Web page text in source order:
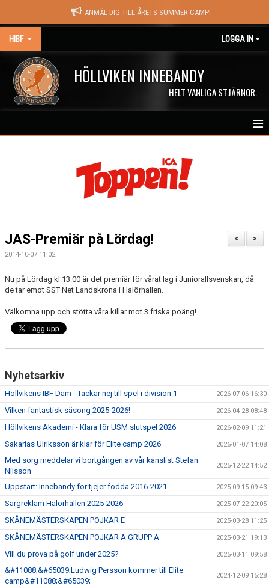
ANMÄL DIG TILL ÅRETS SUMMER CAMP!
HIBF LOGGA IN
HÖLLVIKEN INNEBANDY
HELT VANLIGA STJÄRNOR.
KALENDER
MEDLEMSKAP
KONTAKT
>
<
JAS-Premiär på Lördag!
2014-10-07 11:02
Nu på Lördag kl 13:00 är det premiär för vårat lag i Juniorallsvenskan, då
de tar emot SST Net Landskrona i Halörhallen.
Välkomna upp och stötta våra killar mot 3 friska poäng!
Nyhetsarkiv
Höllvikens IBF Dam - Tackar nej till spel i division 1 2026-07-06 16:30
Vilken fantastisk säsong 2025-2026! 2026-04-28 08:48
Höllvikens Akademi - Klara för USM slutspel 2026 2026-02-09 11:21
Sakarias Ulriksson är klar för Elite camp 2026 2026-01-07 14:08
Med sorg meddelar vi bortgången av vår kanslist Stefan
Nilsson
2025-12-22 14:52
Uppstart: Innebandy för tjejer födda 2016-2021 2025-09-15 09:43
Sargreklam Halörhallen 2025-2026 2025-07-22 20:05
SKÅNEMÄSTERSKAPEN POJKAR E 2025-03-28 11:25
SKÅNEMÄSTERSKAPEN POJKAR A GRUPP A 2025-03-21 19:13
Vill du prova på golf under 2025? 2025-03-11 09:58
&#11088;&#65039;Ludwig Persson kommer till Elite
camp&#11088;&#65039;
2024-12-09 15:28